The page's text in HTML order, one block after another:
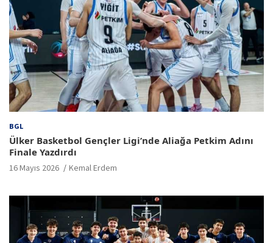
BGL
Ülker Basketbol Gençler Ligi’nde Aliağa Petkim Adını
Finale Yazdırdı
16 Mayıs 2026 Kemal Erdem